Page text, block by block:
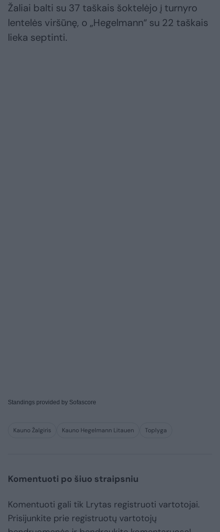
Žaliai balti su 37 taškais šoktelėjo į turnyro
lentelės viršūnę, o „Hegelmann“ su 22 taškais
lieka septinti.
Standings provided by Sofascore
Kauno Žalgiris Kauno Hegelmann Litauen Toplyga
Komentuoti po šiuo straipsniu
Komentuoti gali tik Lrytas registruoti vartotojai.
Prisijunkite prie registruotų vartotojų